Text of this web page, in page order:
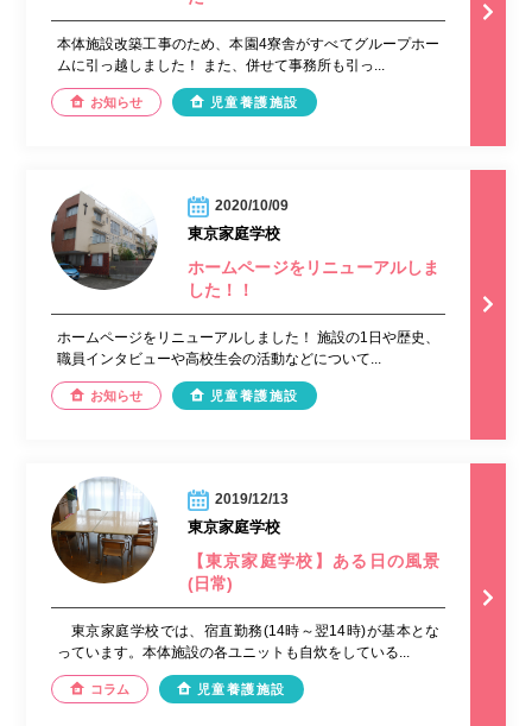
本体施設改築工事のため、本園4寮舎がすべてグループホー
ムに引っ越しました！ また、併せて事務所も引っ...
お知らせ 児童養護施設
2020/10/09
東京家庭学校
ホームページをリニューアルしま
した！！
ホームページをリニューアルしました！ 施設の1日や歴史、
職員インタビューや高校生会の活動などについて...
お知らせ 児童養護施設
2019/12/13
東京家庭学校
【東京家庭学校】ある日の風景
(日常)
東京家庭学校では、宿直勤務(14時～翌14時)が基本とな
っています。本体施設の各ユニットも自炊をしている...
コラム 児童養護施設